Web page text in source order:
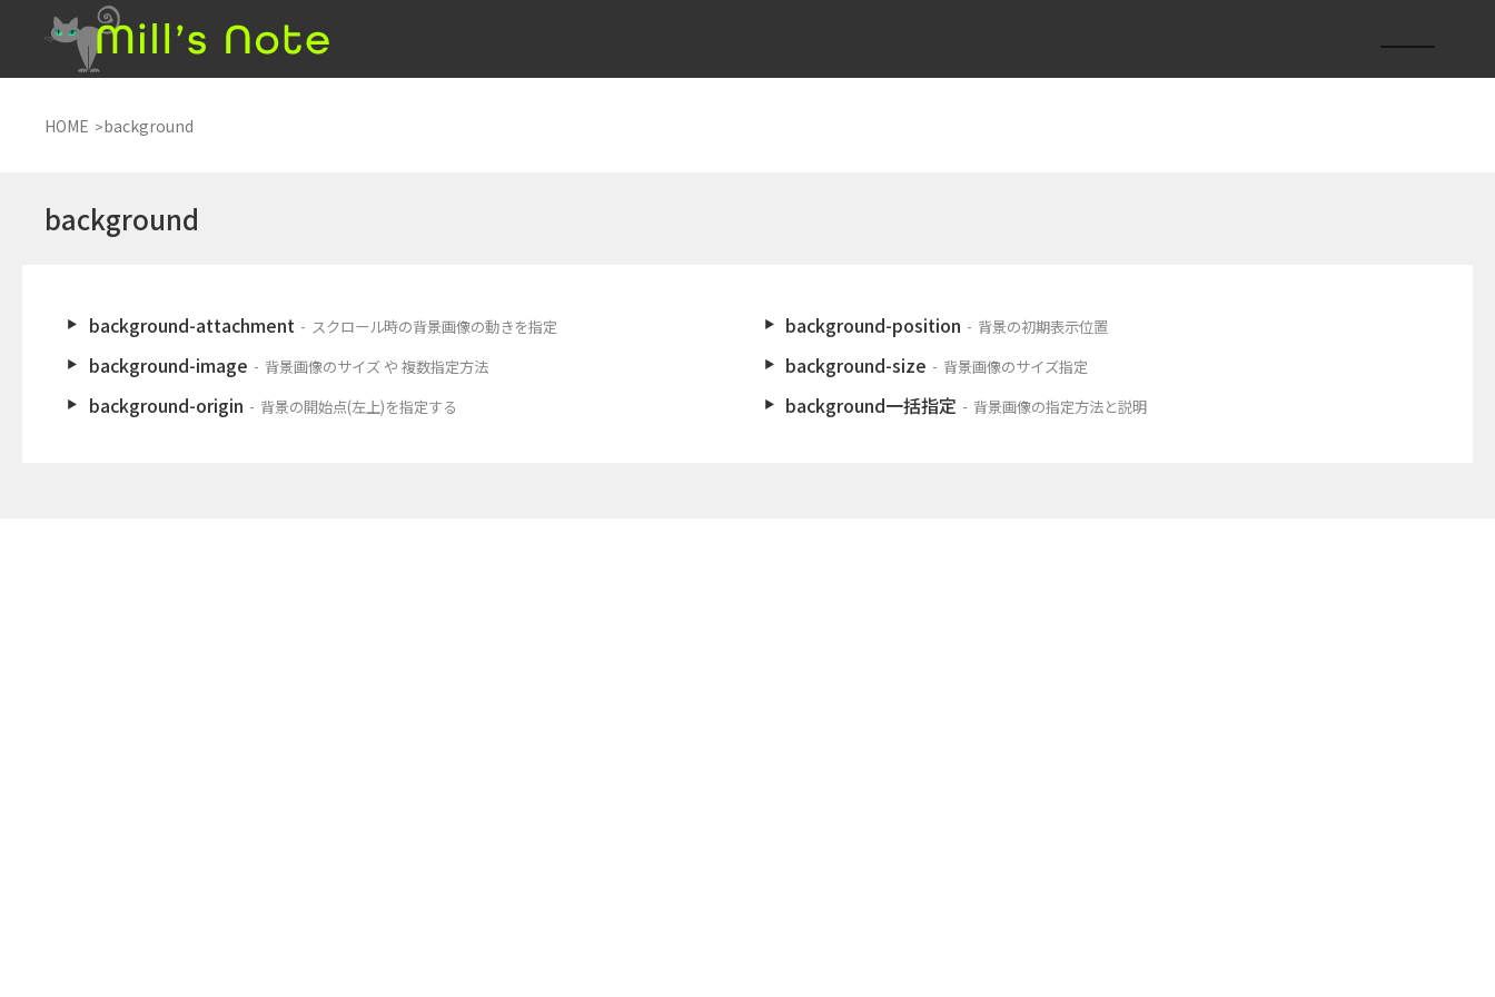
HOME background
background
background-attachment スクロール時の背景画像の動きを指定
background-image 背景画像のサイズ や 複数指定方法
background-origin 背景の開始点(左上)を指定する
background-position 背景の初期表示位置
background-size 背景画像のサイズ指定
background一括指定 背景画像の指定方法と説明